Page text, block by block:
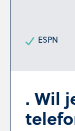
ESPN
Wil